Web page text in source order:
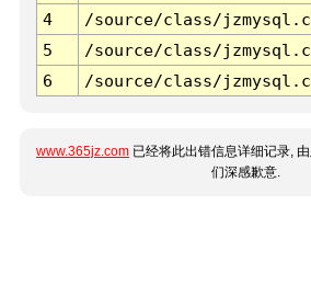
4
/source/class/
5
/source/class/
6
/source/class/
www.365jz.com 已经将此出错信息详细记录,
们深感歉意.